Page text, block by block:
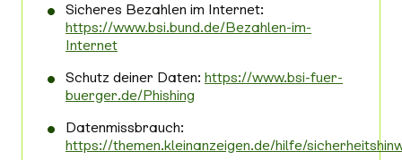
Sicheres Bezahlen im Internet:
https://www.bsi.bund.de/Bezahlen-im-
Internet
Schutz deiner Daten: https://www.bsi-fuer-
buerger.de/Phishing
Datenmissbrauch:
https://themen.kleinanzeigen.de/hilfe/